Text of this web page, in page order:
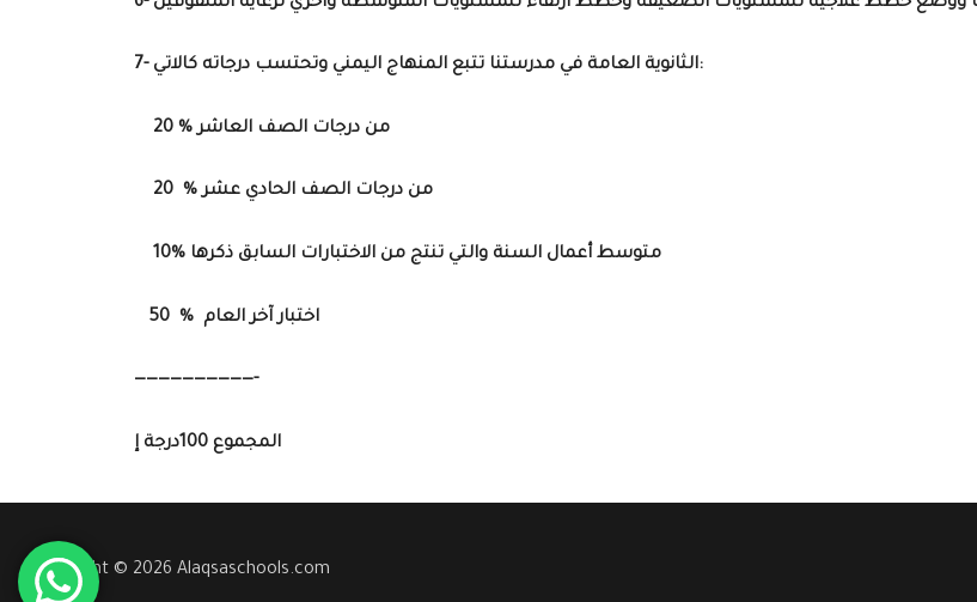
7- الثانوية العامة في مدرستنا تتبع المنهاج اليمني وتحتسب درجاته كالاتي:
20 % من درجات الصف العاشر
20 % من درجات الصف الحادي عشر
10% متوسط أعمال السنة والتي تنتج من الاختبارات السابق ذكرها
50 % اختبار آخر العام
——————————-
المجموع 100درجة إ
Copyright © 2026 Alaqsaschools.com